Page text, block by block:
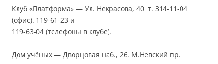
Клуб «Платформа» — Ул. Некрасова, 40. т. 314-11-04
(офис). 119-61-23 и
119-63-04 (телефоны в клубе).
Дом учёных — Дворцовая наб., 26. М.Невский пр.